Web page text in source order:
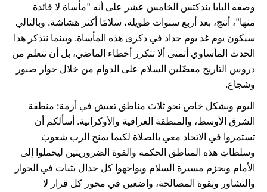
وصفه البابا بندكتس الخامس عشر على أنه "مأساة لا فائدة
منها"، أنتج، بعد أربع سنوات طويلة، سلامًا أكثر هشاشة. وبالتالي
سيكون يوم غد يوم حداد في ذكرى هذه المأساة. وبينما نتذكر هذا
الحدث المأساوي أتمنى ألا تتكرر أخطاء الماضي، بل أن نتعلم من
دروس التاريخ مفضّلين السلام على الدوام من خلال حوار صبور
وشجاع.
اليوم وبشكل خاص نحو ثلاث مناطق تعيش في أزمة: منطقة
الشرق الأوسط، والمنطقة العراقية والأوكرانية. أسألكم أن
تستمروا في الاتحاد معي بالصلاة لكيما يمنح الرب شعوبَ
وسلطاتِ هذه المناطق الحكمة والقوة الضروريتين ليحملوا إلى
الأمام وبحزم مسيرة السلام ويواجهوا كل جدال بثبات في الحوار
والتشاور وبقوة المصالحة، واضعين في محور كل قرار لا